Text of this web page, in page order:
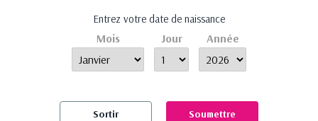
Confidentialité et discrétion assurée
Entrez votre date de naissance
Mois Jour Année
Sortir Soumettre